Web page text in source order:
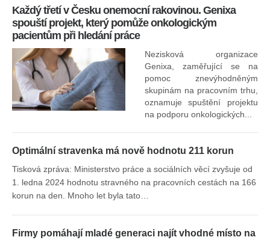
Každý třetí v Česku onemocní rakovinou. Genixa
spouští projekt, který pomůže onkologickým
pacientům při hledání práce
Nezisková organizace
Genixa, zaměřující se na
pomoc znevýhodněným
skupinám na pracovním trhu,
oznamuje spuštění projektu
na podporu onkologických...
Optimální stravenka má nově hodnotu 211 korun
Tisková zpráva: Ministerstvo práce a sociálních věcí zvyšuje od
1. ledna 2024 hodnotu stravného na pracovních cestách na 166
korun na den. Mnoho let byla tato…
Firmy pomáhají mladé generaci najít vhodné místo na